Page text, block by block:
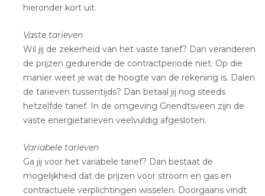
hieronder kort uit.
Vaste tarieven
Wil jij de zekerheid van het vaste tarief? Dan veranderen
de prijzen gedurende de contractperiode niet. Op die
manier weet je wat de hoogte van de rekening is. Dalen
de tarieven tussentijds? Dan betaal jij nog steeds
hetzelfde tarief. In de omgeving Griendtsveen zijn de
vaste energietarieven veelvuldig afgesloten.
Variabele tarieven
Ga jij voor het variabele tarief? Dan bestaat de
mogelijkheid dat de prijzen voor stroom en gas en
contractuele verplichtingen wisselen. Doorgaans vindt